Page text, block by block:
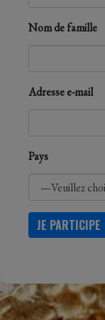
Nom de famille
Adresse e-mail
Pays